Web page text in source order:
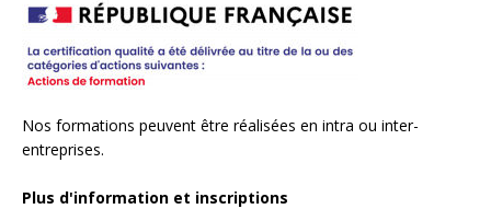
Nos formations peuvent être réalisées en intra ou inter-
entreprises.
Plus d'information et inscriptions